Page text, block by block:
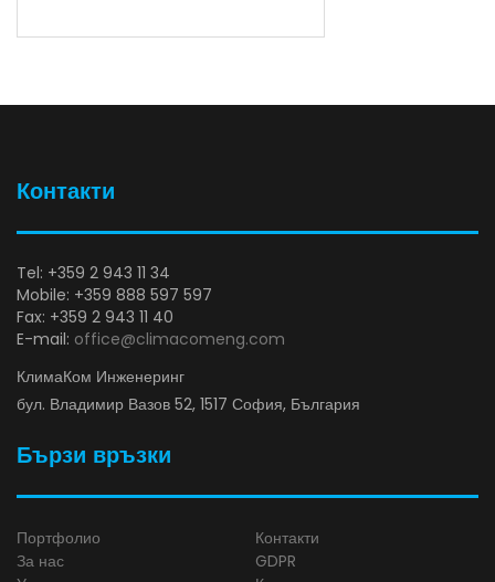
Контакти
Tel: +359 2 943 11 34
Mobile: +359 888 597 597
Fax: +359 2 943 11 40
E-mail: office@climacomeng.com
КлимаКом Инженеринг
бул. Владимир Вазов 52, 1517 София, България
Бързи връзки
Портфолио
За нас
Контакти
GDPR